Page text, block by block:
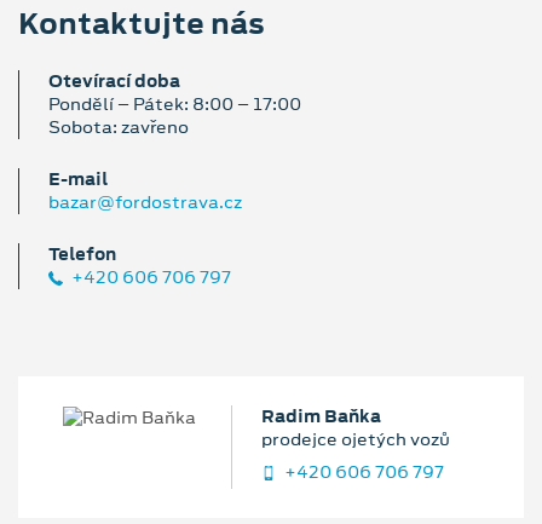
Kontaktujte nás
Otevírací doba
Pondělí – Pátek: 8:00 – 17:00
Sobota: zavřeno
E‑mail
bazar@fordostrava.cz
Telefon
+420 606 706 797
Radim Baňka
prodejce ojetých vozů
+420 606 706 797